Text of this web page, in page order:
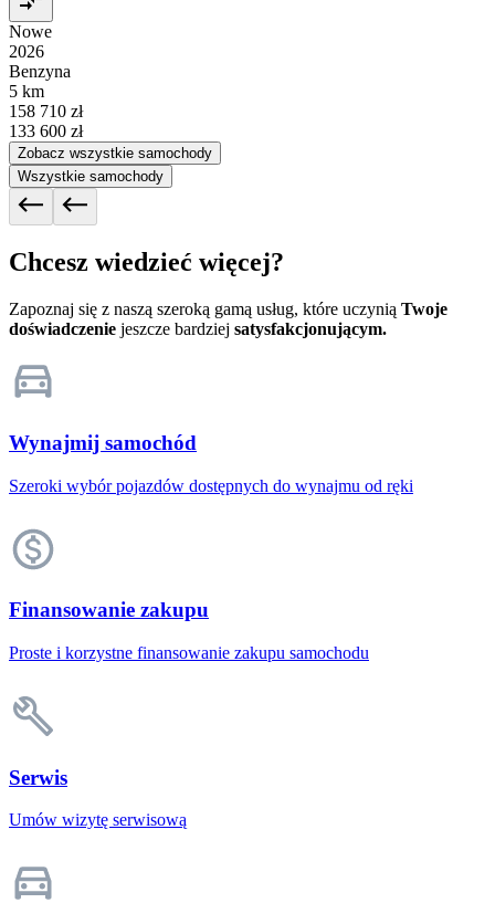
Nowe
2026
Benzyna
5 km
158 710 zł
133 600 zł
Zobacz wszystkie samochody
Wszystkie samochody
Chcesz wiedzieć więcej?
Zapoznaj się z naszą szeroką gamą usług, które uczynią Twoje
doświadczenie jeszcze bardziej satysfakcjonującym.
Wynajmij samochód
Szeroki wybór pojazdów dostępnych do wynajmu od ręki
Finansowanie zakupu
Proste i korzystne finansowanie zakupu samochodu
Serwis
Umów wizytę serwisową